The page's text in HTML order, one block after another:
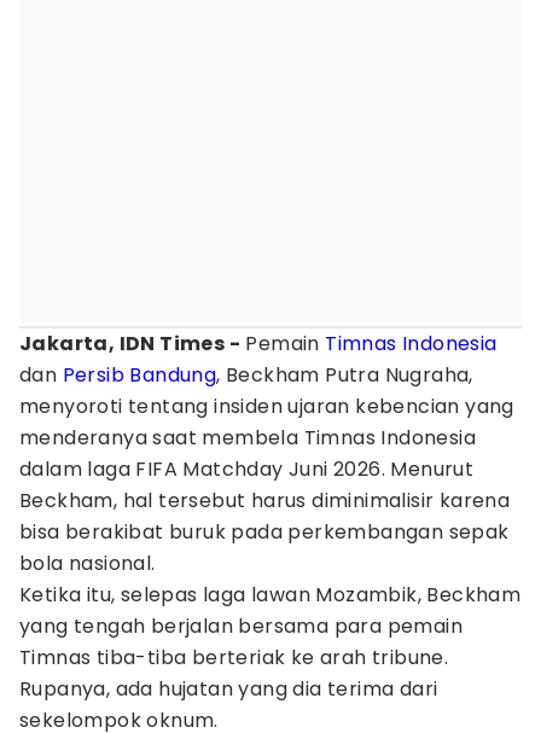
Jakarta, IDN Times - Pemain Timnas Indonesia
dan Persib Bandung, Beckham Putra Nugraha,
menyoroti tentang insiden ujaran kebencian yang
menderanya saat membela Timnas Indonesia
dalam laga FIFA Matchday Juni 2026. Menurut
Beckham, hal tersebut harus diminimalisir karena
bisa berakibat buruk pada perkembangan sepak
bola nasional.
Ketika itu, selepas laga lawan Mozambik, Beckham
yang tengah berjalan bersama para pemain
Timnas tiba-tiba berteriak ke arah tribune.
Rupanya, ada hujatan yang dia terima dari
sekelompok oknum.